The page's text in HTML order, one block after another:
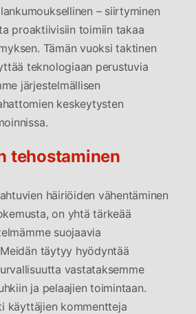
– siirtyminen
proaktiivisiin toimiin takaa
Tämän vuoksi taktinen
teknologiaan perustuvia
järjestelmällisen
keskeytysten
tehostaminen
häiriöiden vähentäminen
on yhtä tärkeää
suojaavia
täytyy hyödyntää
vastataksemme
ja pelaajien toimintaan.
käyttäjien kommentteja